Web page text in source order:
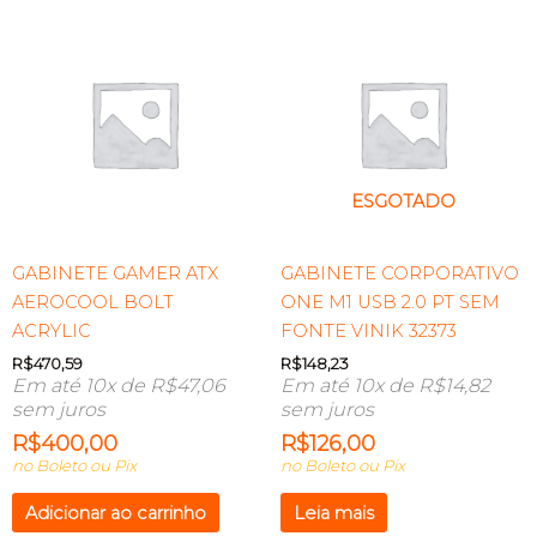
GABINETE GAMER ATX
AEROCOOL BOLT
ACRYLIC
R$470,59
Em até 10x de R$47,06
sem juros
R$400,00
no Boleto ou Pix
Adicionar ao carrinho
ESGOTADO
GABINETE CORPORATIVO
ONE M1 USB 2.0 PT SEM
FONTE VINIK 32373
R$148,23
Em até 10x de R$14,82
sem juros
R$126,00
no Boleto ou Pix
Leia mais